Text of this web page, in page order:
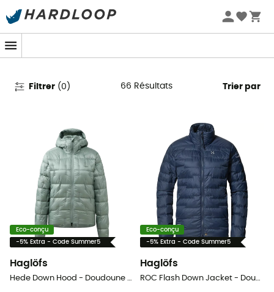
Promos d'été 🔥 -5 % EXTRA dès 2 produits* code Summer5
Doudounes Haglöfs pour femme
Filtrer (0 ) 66 Résultats Trier par
Eco-conçu
-5% Extra - Code Summer5
Haglöfs
Hede Down Hood - Doudoune femme
Eco-conçu
-5% Extra - Code Summer5
Haglöfs
ROC Flash Down Jacket - Doudoune femme